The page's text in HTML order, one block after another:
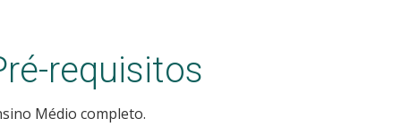
requisitos
Médio completo.